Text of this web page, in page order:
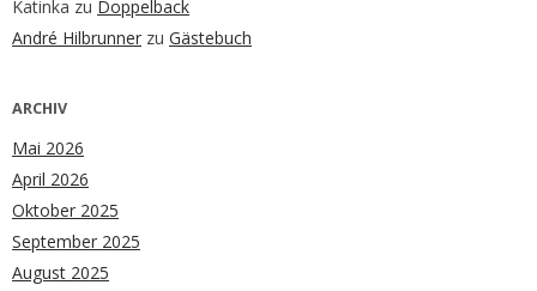
Katinka zu Doppelback
André Hilbrunner zu Gästebuch
ARCHIV
Mai 2026
April 2026
Oktober 2025
September 2025
August 2025